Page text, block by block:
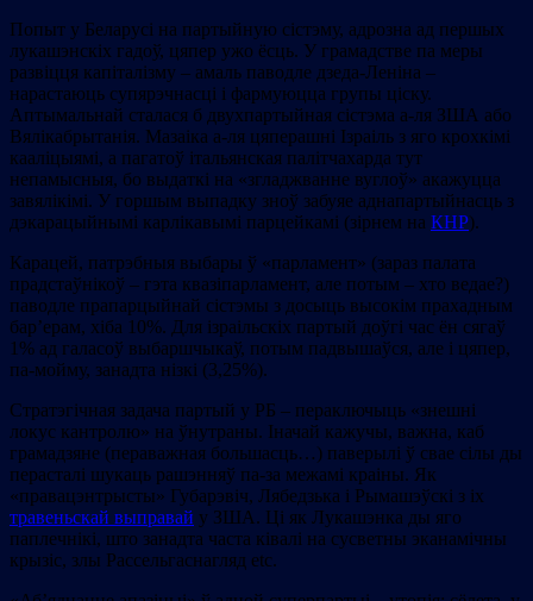
Попыт у Беларусі на партыйную сістэму, адрозна ад першых
лукашэнскіх гадоў, цяпер ужо ёсць. У грамадстве па меры
развіцця капіталізму – амаль паводле дзеда-Леніна –
нарастаюць супярэчнасці і фармуюцца групы ціску.
Аптымальнай сталася б двухпартыйная сістэма а-ля ЗША або
Вялікабрытанія. Мазаіка а-ля цяперашні Ізраіль з яго крохкімі
кааліцыямі, а пагатоў італьянская палітчахарда тут
непамысныя, бо выдаткі на «згладжванне вуглоў» акажуцца
завялікімі. У горшым выпадку зноў забуяе аднапартыйнасць з
дэкарацыйнымі карлікавымі парцейкамі (зірнем на КНР).
Карацей, патрэбныя выбары ў «парламент» (зараз палата
прадстаўнікоў – гэта квазіпарламент, але потым – хто ведае?)
паводле прапарцыйнай сістэмы з досыць высокім прахадным
бар’ерам, хіба 10%. Для ізраільскіх партый доўгі час ён сягаў
1% ад галасоў выбаршчыкаў, потым падвышаўся, але і цяпер,
па-мойму, занадта нізкі (3,25%).
Cтратэгічная задача партый у РБ – пераключыць «знешні
локус кантролю» на ўнутраны. Іначай кажучы, важна, каб
грамадзяне (пераважная большасць…) паверылі ў свае сілы ды
перасталі шукаць рашэнняў па-за межамі краіны. Як
«правацэнтрысты» Губарэвіч, Лябедзька і Рымашэўскі з іх
травеньскай выправай у ЗША. Ці як Лукашэнка ды яго
паплечнікі, што занадта часта ківалі на сусветны эканамічны
крызіс, злы Рассельгаснагляд etc.